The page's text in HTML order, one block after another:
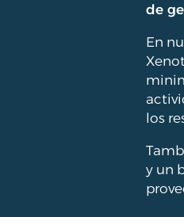
de
En
los
y un